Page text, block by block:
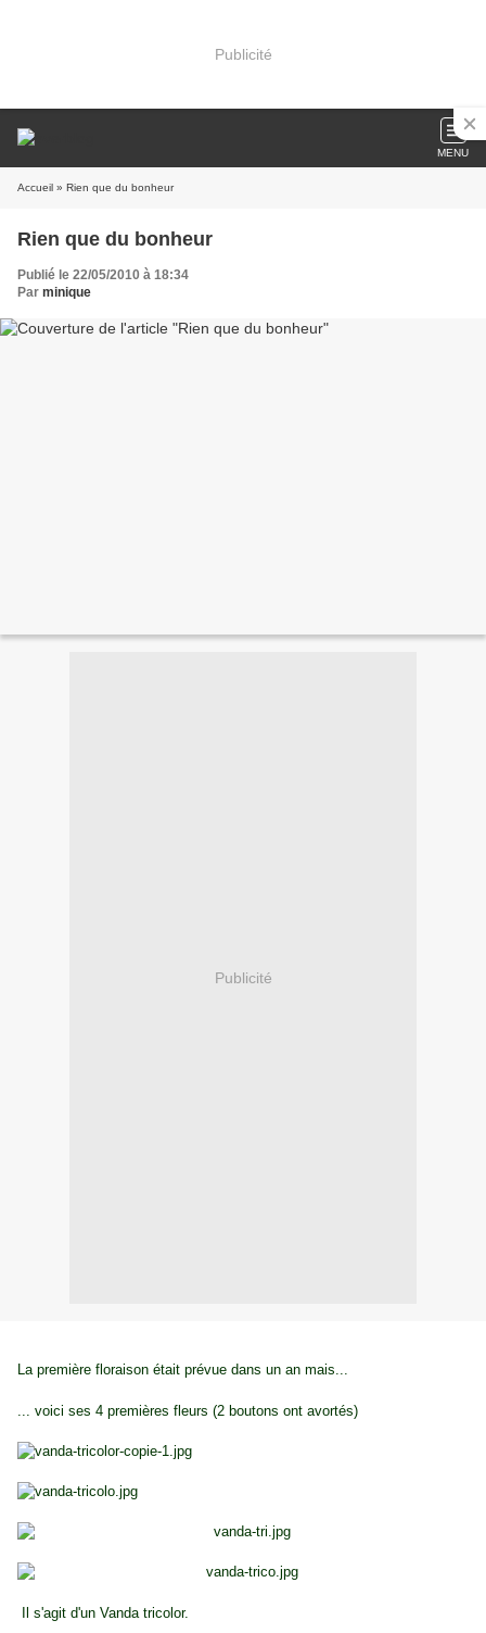
Publicité
MENU
Accueil » Rien que du bonheur
Rien que du bonheur
Publié le 22/05/2010 à 18:34
Par minique
Publicité
La première floraison était prévue dans un an mais...
... voici ses 4 premières fleurs (2 boutons ont avortés)
Il s'agit d'un Vanda tricolor.